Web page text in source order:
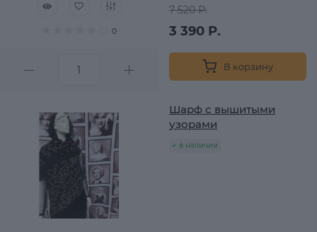
0
7 520 Р.
3 390 Р.
В корзину
Шарф с вышитыми
узорами
в наличии